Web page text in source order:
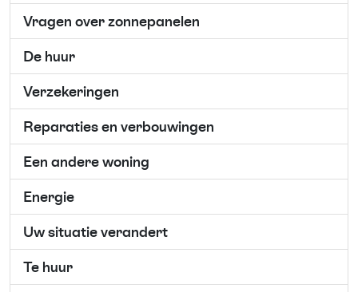
Vragen over zonnepanelen
De huur
Verzekeringen
Reparaties en verbouwingen
Een andere woning
Energie
Uw situatie verandert
Te huur